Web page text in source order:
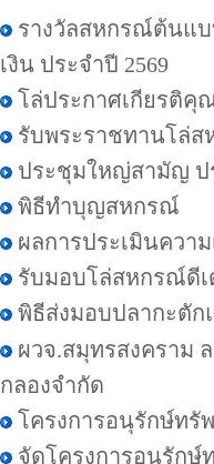
รางวัลสหกรณ์ต้นแบ
เงิน ประจำปี 2569
โล่ประกาศเกียรติคุ
รับพระราชทานโล่ส
ประชุมใหญ่สามัญ ป
พิธีทำบุญสหกรณ์
ผลการประเมินควา
รับมอบโล่สหกรณ์ดีเ
พิธีส่งมอบปลากะตัก
ผวจ.สมุทรสงคราม
กลองจำกัด
โครงการอนุรักษ์ทรั
จัดโครงการอนุรัก